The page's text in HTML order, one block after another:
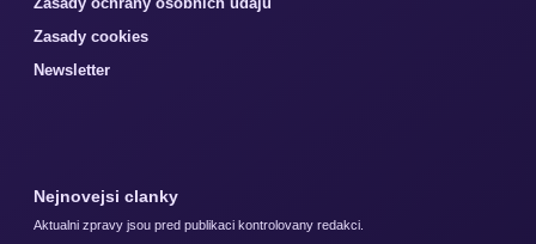
Zasady cookies
Newsletter
Nejnovejsi clanky
Aktualni zpravy jsou pred publikaci kontrolovany redakci.